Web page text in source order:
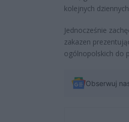
kolejnych
Jednocześnie
zakazen
ogólnopolskich do
Obserwuj